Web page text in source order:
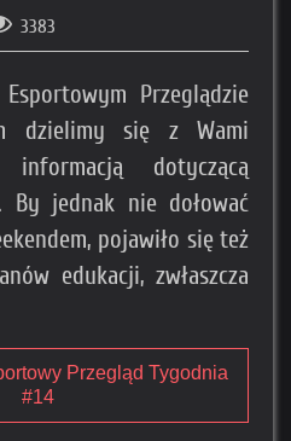
3383
Przeglądzie
dzielimy się z Wami
dotyczącą
By jednak nie dołować
pojawiło się też
edukacji, zwłaszcza
Przegląd Tygodnia
#14